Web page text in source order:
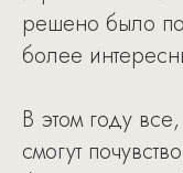
решено было
более
В этом году
смогут